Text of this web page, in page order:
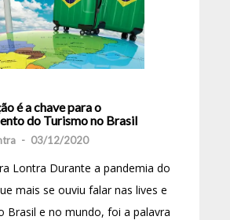
é a chave para o
do Turismo no Brasil
- 03/12/2020
Lontra Durante a pandemia do
mais se ouviu falar nas lives e
Brasil e no mundo, foi a palavra